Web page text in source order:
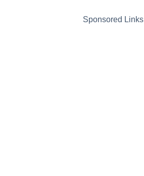
Sponsored Links